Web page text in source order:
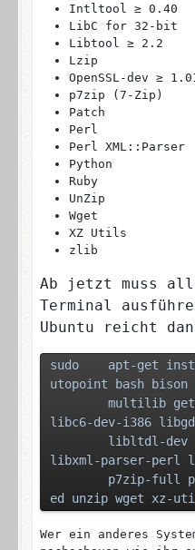
Intltool ≥ 0.40
LibC for 32-bit
Libtool ≥ 2.2
Lzip
OpenSSL-dev ≥
p7zip (7-Zip)
Patch
Perl
Perl XML::Parser
Python
Ruby
UnZip
Wget
XZ Utils
zlib
Ab jetzt muss
Terminal
Ubuntu reicht
sudo	apt-get install autoconf automake a
utopoint bash
libc6-dev-i386
ed unzip wget xz-
Wer ein anderes